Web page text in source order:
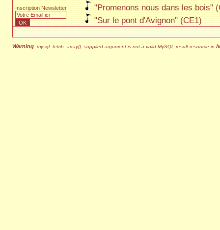
Inscription Newsletter :
"Promenons nous dans les bois"
"Sur le pont d'Avignon" (CE1)
"Dansons la Caupucine" (CE1)
"Il était un petit homme" (CE1)
Warning: mysql_fetch_array(): supplied argument is not a valid MySQL result resource in /